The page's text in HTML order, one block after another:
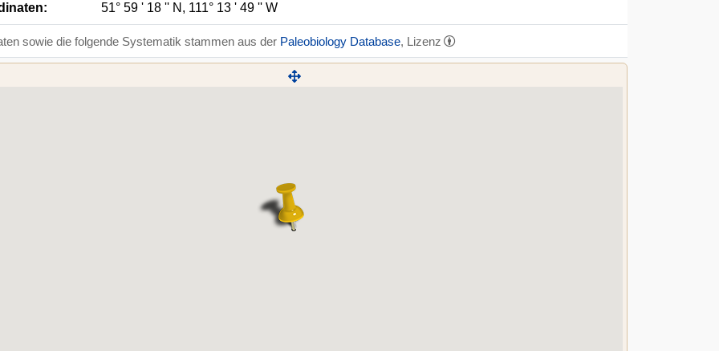
51° 59 ' 18 '' N, 111° 13 ' 49 '' W
sowie die folgende Systematik stammen aus der Paleobiology Database, Lizenz